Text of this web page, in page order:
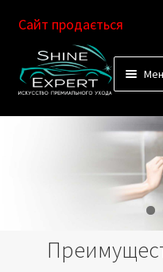
Перейти
к
Перейти
к
Сайт продається